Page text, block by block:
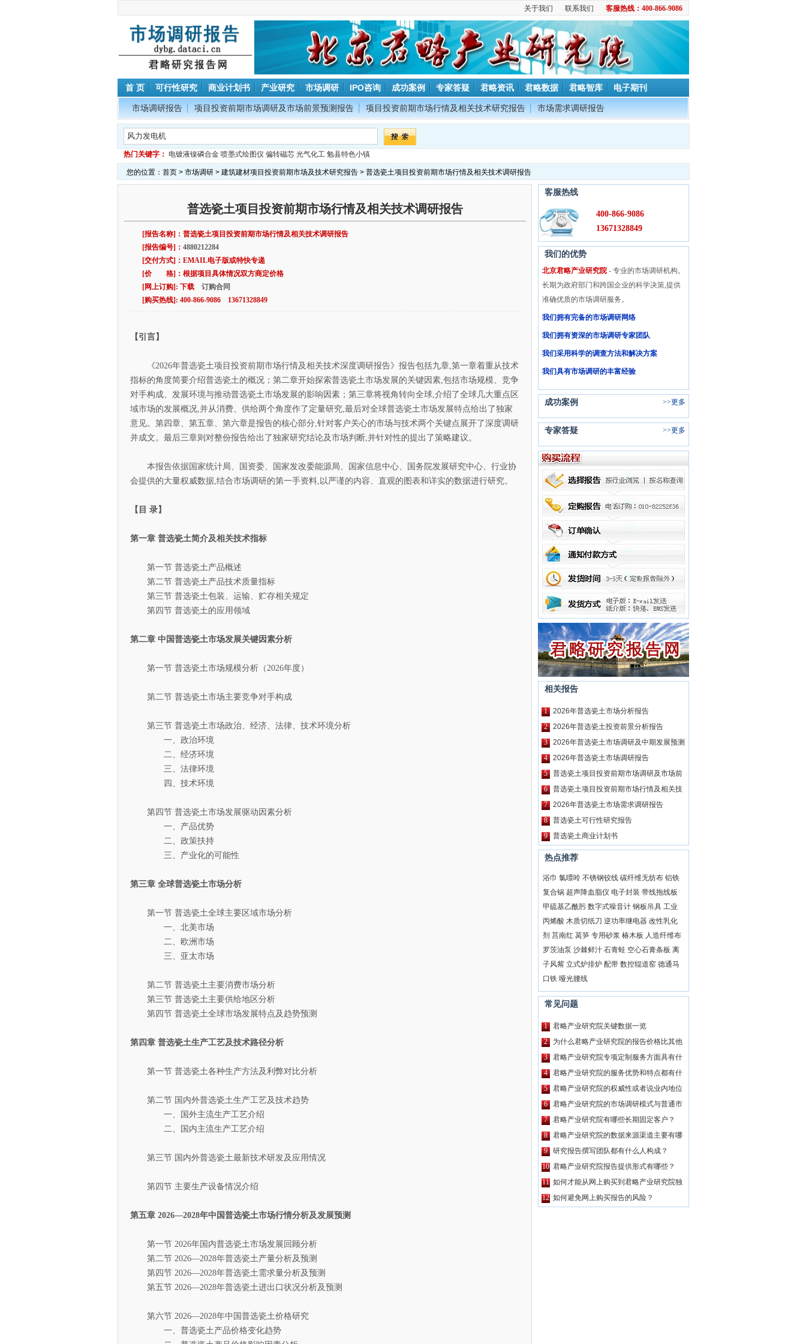
客服热线：400-866-9086
联系我们
关于我们
首 页 可行性研究 商业计划书 产业研究 市场调研 IPO咨询 成功案例 专家答疑 君略资讯 君略数据 君略智库 电子期刊
市场调研报告 项目投资前期市场调研及市场前景预测报告 项目投资前期市场行情及相关技术研究报告 市场需求调研报告
热门关键字： 电镀液镍磷合金 喷墨式绘图仪 偏转磁芯 光气化工 勉县特色小镇
您的位置： 首页> 市场调研> 建筑建材项目投资前期市场及技术研究报告> 普选瓷土项目投资前期市场行情及相关技术调研报告
普选瓷土项目投资前期市场行情及相关技术调研报告
[报告名称]：普选瓷土项目投资前期市场行情及相关技术调研报告
[报告编号]： 4880212284
[交付方式]：EMAIL电子版或特快专递
[价 格]：根据项目具体情况双方商定价格
[网上订购]: 下载 订购合同
[购买热线]: 400-866-9086 13671328849
【引言】
《2026年普选瓷土项目投资前期市场行情及相关技术深度调研报告》报告包括九章,第一章着重从技术
指标的角度简要介绍普选瓷土的概况；第二章开始探索普选瓷土市场发展的关键因素,包括市场规模、竞争
对手构成、发展环境与推动普选瓷土市场发展的影响因素；第三章将视角转向全球,介绍了全球几大重点区
域市场的发展概况,并从消费、供给两个角度作了定量研究,最后对全球普选瓷土市场发展特点给出了独家
意见。第四章、第五章、第六章是报告的核心部分,针对客户关心的市场与技术两个关键点展开了深度调研
并成文。最后三章则对整份报告给出了独家研究结论及市场判断,并针对性的提出了策略建议。
本报告依据国家统计局、国资委、国家发改委能源局、国家信息中心、国务院发展研究中心、行业协
会提供的大量权威数据,结合市场调研的第一手资料,以严谨的内容、直观的图表和详实的数据进行研究。
【目 录】
第一章 普选瓷土简介及相关技术指标
第一节 普选瓷土产品概述
第二节 普选瓷土产品技术质量指标
第三节 普选瓷土包装、运输、贮存相关规定
第四节 普选瓷土的应用领域
第二章 中国普选瓷土市场发展关键因素分析
第一节 普选瓷土市场规模分析（2026年度）
第二节 普选瓷土市场主要竞争对手构成
第三节 普选瓷土市场政治、经济、法律、技术环境分析
一、政治环境
二、经济环境
三、法律环境
四、技术环境
第四节 普选瓷土市场发展驱动因素分析
一、产品优势
二、政策扶持
三、产业化的可能性
第三章 全球普选瓷土市场分析
第一节 普选瓷土全球主要区域市场分析
一、北美市场
二、欧洲市场
三、亚太市场
第二节 普选瓷土主要消费市场分析
第三节 普选瓷土主要供给地区分析
第四节 普选瓷土全球市场发展特点及趋势预测
第四章 普选瓷土生产工艺及技术路径分析
第一节 普选瓷土各种生产方法及利弊对比分析
第二节 国内外普选瓷土生产工艺及技术趋势
一、国外主流生产工艺介绍
二、国内主流生产工艺介绍
第三节 国内外普选瓷土最新技术研发及应用情况
第四节 主要生产设备情况介绍
第五章 2026—2028年中国普选瓷土市场行情分析及发展预测
第一节 2026年国内普选瓷土市场发展回顾分析
第二节 2026—2028年普选瓷土产量分析及预测
第四节 2026—2028年普选瓷土需求量分析及预测
第五节 2026—2028年普选瓷土进出口状况分析及预测
第六节 2026—2028年中国普选瓷土价格研究
一、普选瓷土产品价格变化趋势
客服热线
400-866-9086
13671328849
我们的优势
北京君略产业研究院- 专业的市场调研机构。
长期为政府部门和跨国企业的科学决策,提供
准确优质的市场调研服务。
我们拥有完备的市场调研网络
我们拥有资深的市场调研专家团队
我们采用科学的调查方法和解决方案
我们具有市场调研的丰富经验
成功案例 >>更多
专家答疑 >>更多
相关报告
1
2026年普选瓷土市场分析报告
2
2026年普选瓷土投资前景分析报告
3
2026年普选瓷土市场调研及中期发展预测
报告
4
2026年普选瓷土市场调研报告
5
普选瓷土项目投资前期市场调研及市场前
景预测报告
6
普选瓷土项目投资前期市场行情及相关技
术调研报告
7
2026年普选瓷土市场需求调研报告
8
普选瓷土可行性研究报告
9
普选瓷土商业计划书
热点推荐
浴巾 氯嘌呤 不锈钢铰线 碳纤维无纺布 铝铁
复合锅 超声降血脂仪 电子封装 带线拖线板
甲硫基乙酰肟 数字式噪音计 钢板吊具 工业
丙烯酸 木质切纸刀 逆功率继电器 改性乳化
剂 莒南红 莴笋 专用砂浆 椿木板 人造纤维布
罗茨油泵 沙棘鲜汁 石青蛙 空心石膏条板 离
子风觜 立式炉排炉 配带 数控辊道窑 德通马
口铁 哑光腰线
常见问题
1
君略产业研究院关键数据一览
2
为什么君略产业研究院的报告价格比其他
公司都要高？
3
君略产业研究院专项定制服务方面具有什
么特点？
4
君略产业研究院的服务优势和特点都有什
么？
5
君略产业研究院的权威性或者说业内地位
如何？
6
君略产业研究院的市场调研模式与普通市
场调研主要区别有哪些？
7
君略产业研究院有哪些长期固定客户？
8
君略产业研究院的数据来源渠道主要有哪
些？
9
研究报告撰写团队都有什么人构成？
10 君略产业研究院报告提供形式有哪些？
11 如何才能从网上购买到君略产业研究院独
家原创的报告产品？
12 如何避免网上购买报告的风险？